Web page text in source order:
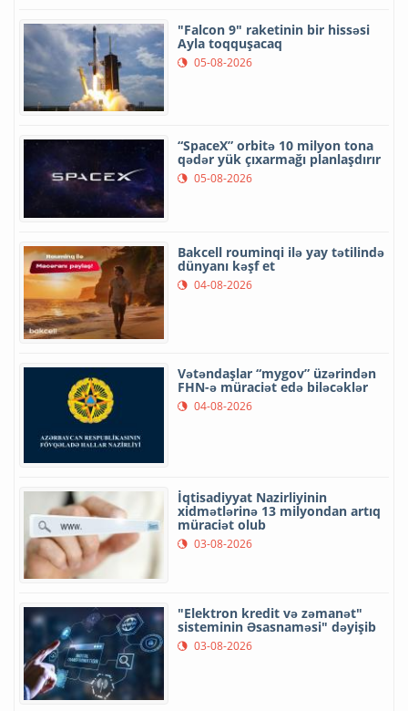
"Falcon 9" raketinin bir hissəsi
Ayla toqquşacaq
05-08-2026
“SpaceX” orbitə 10 milyon tona
qədər yük çıxarmağı planlaşdırır
05-08-2026
Bakcell rouminqi ilə yay tətilində
dünyanı kəşf et
04-08-2026
Vətəndaşlar “mygov” üzərindən
FHN-ə müraciət edə biləcəklər
04-08-2026
İqtisadiyyat Nazirliyinin
xidmətlərinə 13 milyondan artıq
müraciət olub
03-08-2026
"Elektron kredit və zəmanət"
sisteminin Əsasnaməsi" dəyişib
03-08-2026